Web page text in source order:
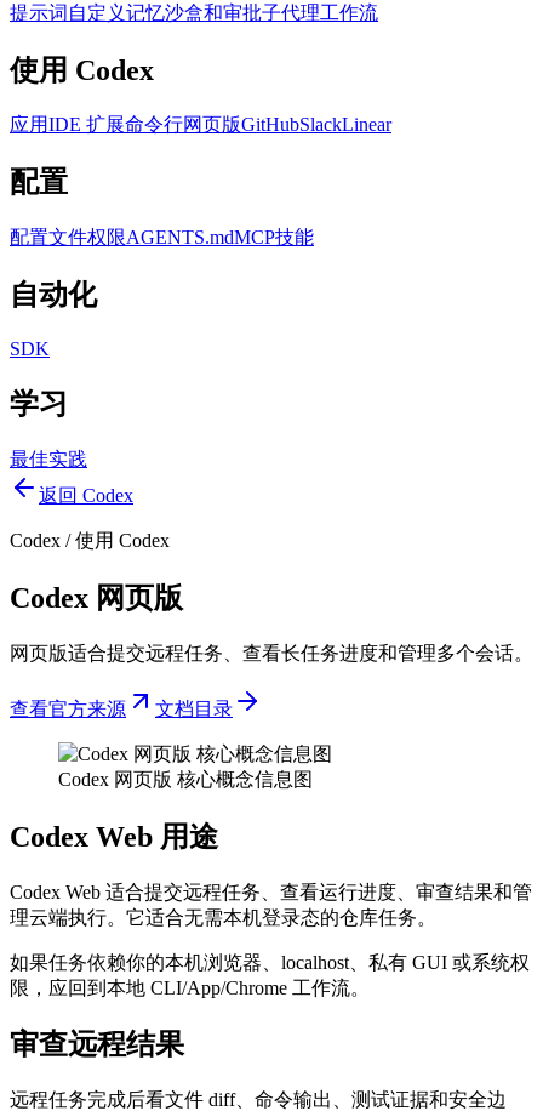
提示词 自定义记忆沙盒和审批子代理工作流
使用 Codex
应用IDE 扩展命令行网页版GitHubSlackLinear
配置
配置文件权限AGENTS.mdMCP技能
自动化
SDK
学习
最佳实践
返回 Codex
Codex /使用 Codex
Codex 网页版
网页版适合提交远程任务、查看长任务进度和管理多个会话。
查看官方来源 文档目录
Codex 网页版 核心概念信息图
Codex Web 用途
Codex Web 适合提交远程任务、查看运行进度、审查结果和管
理云端执行。它适合无需本机登录态的仓库任务。
如果任务依赖你的本机浏览器、localhost、私有 GUI 或系统权
限，应回到本地 CLI/App/Chrome 工作流。
审查远程结果
远程任务完成后看文件 diff、命令输出、测试证据和安全边